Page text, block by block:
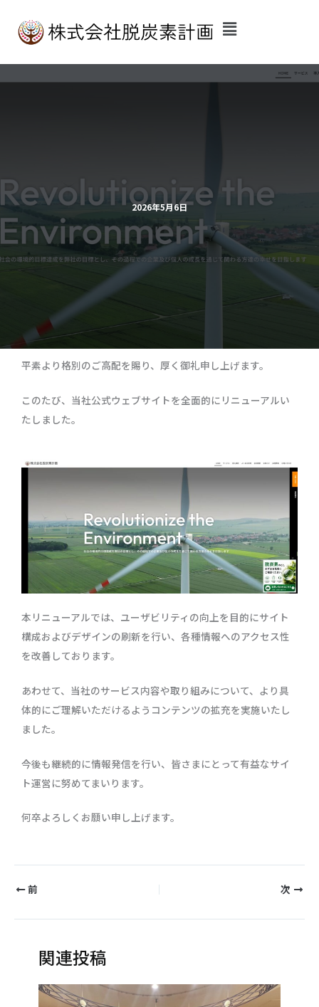
ス
キ
2026年5月6日
平素より格別のご高配を賜り、厚く御礼申し上げます。
このたび、当社公式ウェブサイトを全面的にリニューアルい
たしました。
本リニューアルでは、ユーザビリティの向上を目的にサイト
構成およびデザインの刷新を行い、各種情報へのアクセス性
を改善しております。
あわせて、当社のサービス内容や取り組みについて、より具
体的にご理解いただけるようコンテンツの拡充を実施いたし
ました。
今後も継続的に情報発信を行い、皆さまにとって有益なサイ
ト運営に努めてまいります。
何卒よろしくお願い申し上げます。
前 次
関連投稿